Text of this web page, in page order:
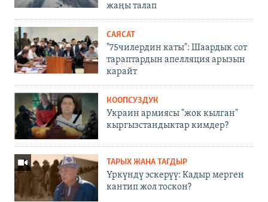
жаңы талап
САЯСАТ
"75чилердин каты": Шаардык сот
тараптардын апелляция арызын
карайт
КООПСУЗДУК
Украин армиясы "жок кылган"
кыргызстандыктар кимдер?
ТАРЫХ ЖАНА ТАГДЫР
Үркүндү эскерүү: Кадыр мерген
кантип жол тоскон?